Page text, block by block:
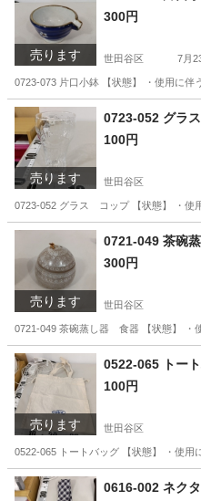
売ります
300円
世田谷区 7月
0723-073 片口小鉢 【状態】 ・使用に
東京 世田谷区 片口
売ります
0723-052 グラ
100円
世田谷区
0723-052 グラス コップ 【状態】 ・使
現地
売ります
0721-049 茶碗
300円
世田谷区
0721-049 茶碗蒸し器 食器 【状態】 ・
東京 世田谷区 インテリア雑貨/
売ります
0522-065 トー
100円
世田谷区
0522-065 トートバッグ 【状態】 ・使
東京 世田谷区 現地
0616-002 ネク